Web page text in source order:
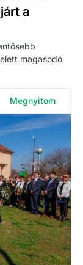
a
magasodó
Megnyitom